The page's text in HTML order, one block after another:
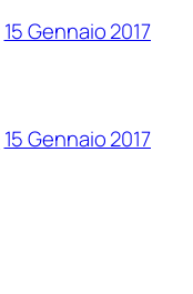
15 Gennaio 2017
15 Gennaio 2017